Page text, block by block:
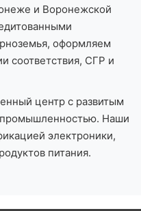
и Воронежской
оформляем
соответствия, СГР и
центр с развитым
Наши
электроники,
питания.